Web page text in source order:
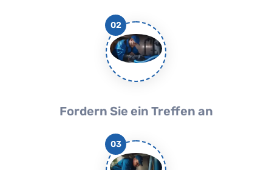
02
Fordern Sie ein Treffen an
03